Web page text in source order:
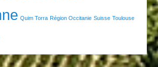
Quim Torra Région Occitanie Suisse Toulouse